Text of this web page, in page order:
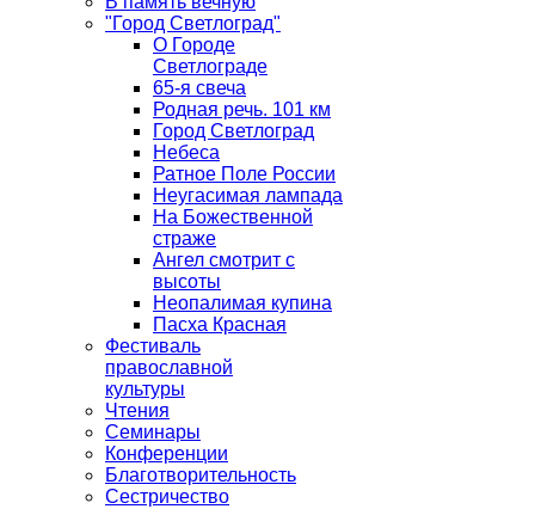
"Город Светлоград"
О Городе
Светлограде
65-я свеча
Родная речь. 101 км
Город Светлоград
Небеса
Ратное Поле России
Неугасимая лампада
На Божественной
страже
Ангел смотрит с
высоты
Неопалимая купина
Пасха Красная
Фестиваль
православной
культуры
Чтения
Семинары
Конференции
Благотворительность
Сестричество